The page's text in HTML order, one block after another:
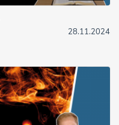
28.11.2024